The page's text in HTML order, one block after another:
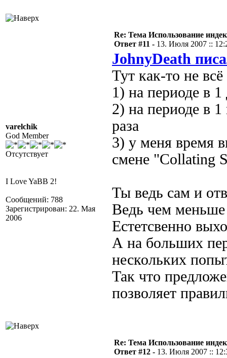
varelchik
God Member
Отсутствует
I Love YaBB 2!
Сообщений: 788
Зарегистрирован: 22. Мая
2006
Re: Тема Использование
Ответ #11 - 13. Июля 2007 ::
JohnyDeath
Тут как-то не
1) на периоде в 1
2) на периоде в
раза
3) у меня время
смене "Collating
Ты ведь сам и
Ведь чем
Естетсвенно
А на больших
нескольких
Так что
позволяет
Re: Тема Использование
Ответ #12 - 13. Июля 2007 ::